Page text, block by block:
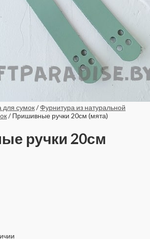
для сумок/Фурнитура из натуральной
/ Пришивные ручки 20см (мята)
ручки 20см